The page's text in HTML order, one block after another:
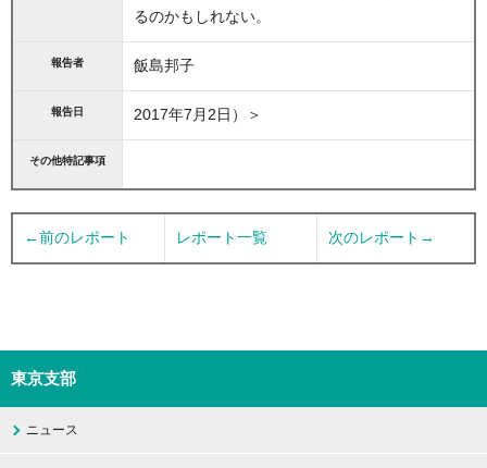
るのかもしれない。
報告者 飯島邦子
報告日 2017年7月2日）＞
その他特記事項
←前のレポート レポート一覧 次のレポート→
東京支部
ニュース